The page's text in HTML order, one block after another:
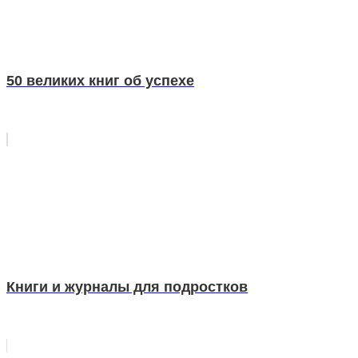
50 великих книг об успехе
Книги и журналы для подростков